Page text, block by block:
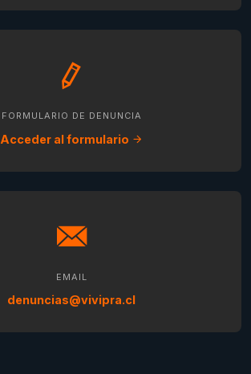
FORMULARIO DE DENUNCIA
Acceder al formulario
EMAIL
denuncias@vivipra.cl